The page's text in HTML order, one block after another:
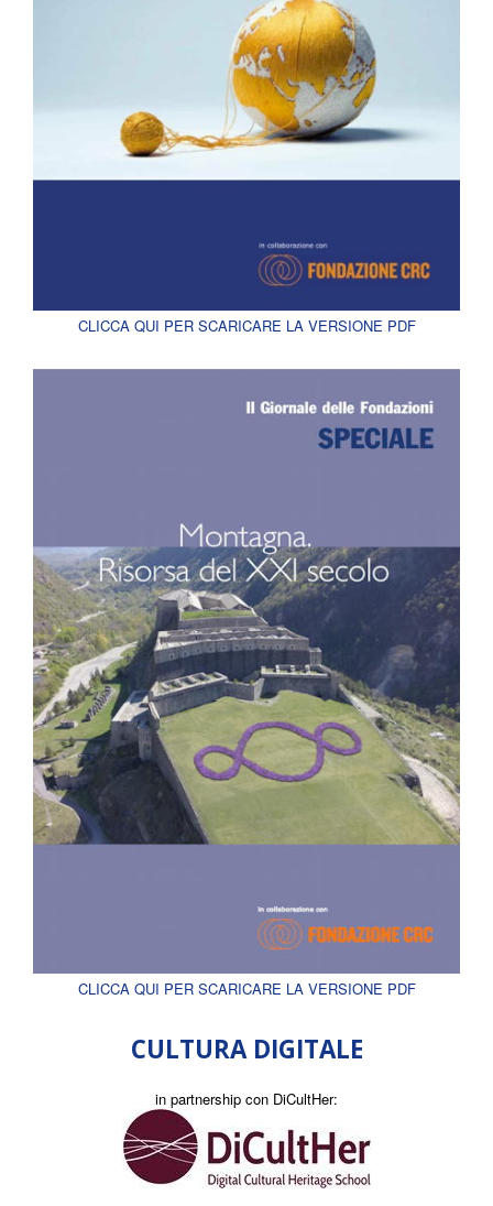
CLICCA QUI PER SCARICARE LA VERSIONE PDF
CLICCA QUI PER SCARICARE LA VERSIONE PDF
CULTURA DIGITALE
in partnership con DiCultHer: